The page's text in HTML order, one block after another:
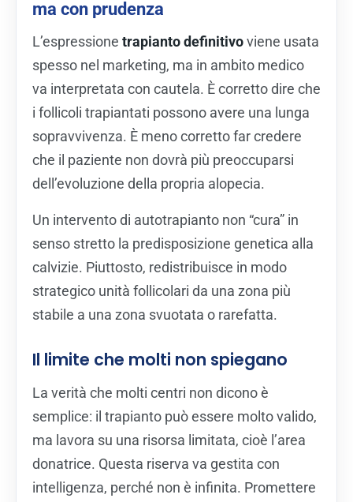
ma con prudenza
L’espressione trapianto definitivoviene usata
spesso nel marketing, ma in ambito medico
va interpretata con cautela. È corretto dire che
i follicoli trapiantati possono avere una lunga
sopravvivenza. È meno corretto far credere
che il paziente non dovrà più preoccuparsi
dell’evoluzione della propria alopecia.
Un intervento di autotrapianto non “cura” in
senso stretto la predisposizione genetica alla
calvizie. Piuttosto, redistribuisce in modo
strategico unità follicolari da una zona più
stabile a una zona svuotata o rarefatta.
Il limite che molti non spiegano
La verità che molti centri non dicono è
semplice: il trapianto può essere molto valido,
ma lavora su una risorsa limitata, cioè l’area
donatrice. Questa riserva va gestita con
intelligenza, perché non è infinita. Promettere